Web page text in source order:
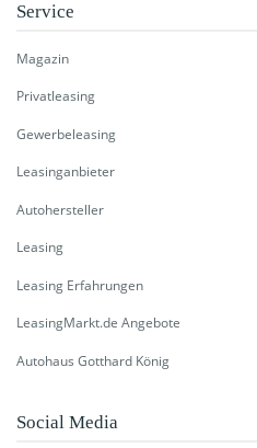
Service
Magazin
Privatleasing
Gewerbeleasing
Leasinganbieter
Autohersteller
Leasing
Leasing Erfahrungen
LeasingMarkt.de Angebote
Autohaus Gotthard König
Social Media